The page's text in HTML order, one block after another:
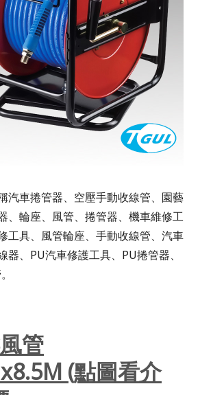
汽車捲管器、空壓手動收線管、園藝
、輪座、風管、捲管器、機車維修工
工具、風管輪座、手動收線管、汽車
器、PU汽車修護工具、PU捲管器、
管
(點圖看介